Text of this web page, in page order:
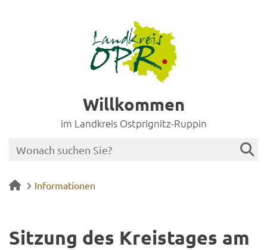
Willkommen
im Landkreis Ostprignitz-Ruppin
Informationen
Sit­zung des Kreis­ta­ges am